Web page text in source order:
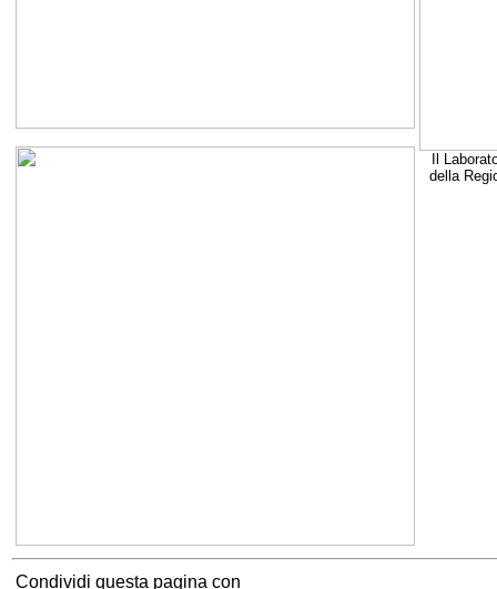
Il
della
Condividi questa pagina con